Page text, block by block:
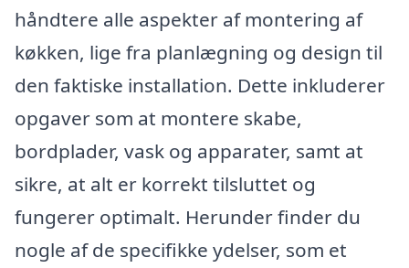
håndtere alle aspekter af montering af
køkken, lige fra planlægning og design til
den faktiske installation. Dette inkluderer
opgaver som at montere skabe,
bordplader, vask og apparater, samt at
sikre, at alt er korrekt tilsluttet og
fungerer optimalt. Herunder finder du
nogle af de specifikke ydelser, som et